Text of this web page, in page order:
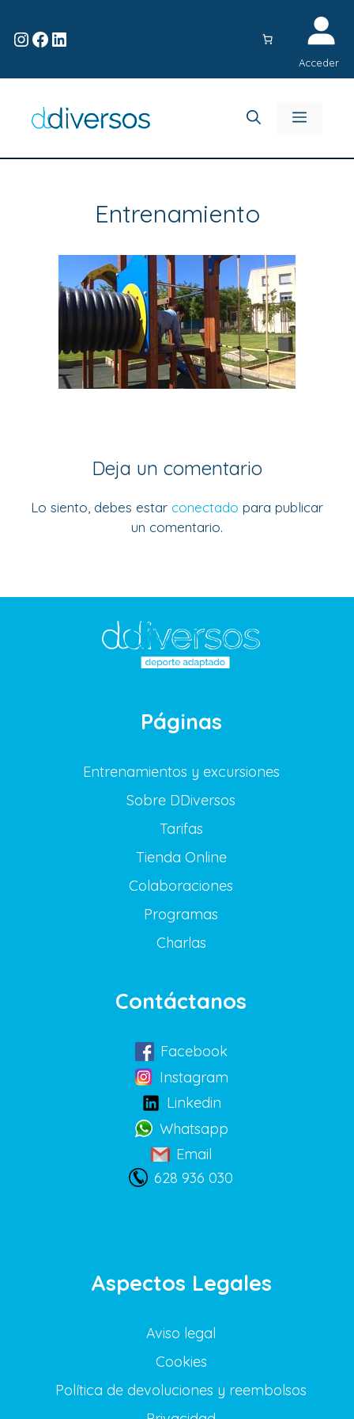
Acceder
Entrenamiento
Deja un comentario
Lo siento, debes estar conectado para publicar
un comentario.
Páginas
Entrenamientos y excursiones
Sobre DDiversos
Tarifas
Tienda Online
Colaboraciones
Programas
Charlas
Contáctanos
Facebook
Instagram
Linkedin
Whatsapp
Email
628 936 030
Aspectos Legales
Aviso legal
Cookies
Política de devoluciones y reembolsos